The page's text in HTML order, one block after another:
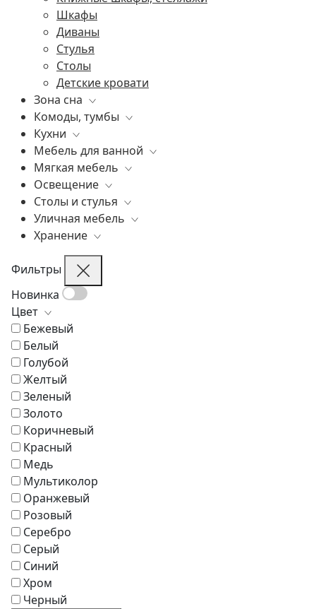
Ширмы
Декоративное панно
Декоративные подушки
Аксессуары
Шкафы
Диваны
Стулья
Столы
Детские кровати
Зона сна
Все
Постельное белье
Матрасы
Элитные кровати
Подушки
Комоды, тумбы
Все
Бары
Витрины
Комоды
Консоли
Прикроватные тумбы
Кухни
Все
Мебель для ванной
Все
Мягкая мебель
Все
Диваны
Кресла
Элитные пуфы и банкетки
Шезлонги
Кушетки
Освещение
Все
Уличные светильники
Люстры
Подвесные светильники
Потолочные светильники
Бра
Настольные лампы
Торшеры
Столы и стулья
Все
Барные стулья
Журнальные столики
Обеденные столы
Письменные столы
Стулья
Туалетные столики
Уличная мебель
Все
Шезлонги
Стулья
Столы
Скамьи
Пуфы и банкетки
Кровати
Кресла
Зонты
Журнальные столики
Диваны
Аксессуары
Хранение
Все
Гардеробные системы
Стеллажи и библиотеки
Стенки
Шкафы
Фильтры
Новинка
Цвет
Бежевый
Белый
Голубой
Желтый
Зеленый
Золото
Коричневый
Красный
Медь
Мультиколор
Оранжевый
Розовый
Серебро
Серый
Синий
Хром
Черный